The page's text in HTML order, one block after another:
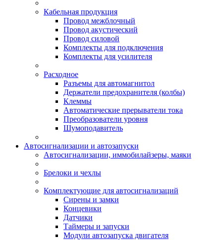
Кабельная продукция
Провод межблочный
Провод акустический
Провод силовой
Комплекты для подключения
Комплекты для усилителя
Расходное
Разъемы для автомагнитол
Держатели предохранителя (колбы)
Клеммы
Автоматические прерыватели тока
Преобразователи уровня
Шумоподавитель
Автосигнализации и автозапуски
Автосигнализации, иммобилайзеры, маяки
Брелоки и чехлы
Комплектующие для автосигнализаций
Сирены и замки
Концевики
Датчики
Таймеры и запуски
Модули автозапуска двигателя